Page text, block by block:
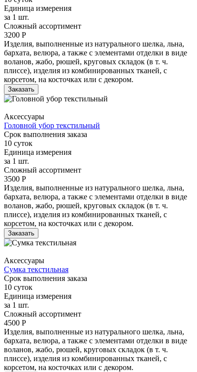
Единица измерения
за 1 шт.
Сложный ассортимент
3200 Р
Изделия, выполненные из натурального шелка, льна,
бархата, велюра, а также с элементами отделки в виде
воланов, жабо, рюшей, круговых складок (в т. ч.
плиссе), изделия из комбинированных тканей, с
корсетом, на косточках или с декором.
Заказать
Аксессуары
Головной убор текстильный
Срок выполнения заказа
10 суток
Единица измерения
за 1 шт.
Сложный ассортимент
3500 Р
Изделия, выполненные из натурального шелка, льна,
бархата, велюра, а также с элементами отделки в виде
воланов, жабо, рюшей, круговых складок (в т. ч.
плиссе), изделия из комбинированных тканей, с
корсетом, на косточках или с декором.
Заказать
Аксессуары
Сумка текстильная
Срок выполнения заказа
10 суток
Единица измерения
за 1 шт.
Сложный ассортимент
4500 Р
Изделия, выполненные из натурального шелка, льна,
бархата, велюра, а также с элементами отделки в виде
воланов, жабо, рюшей, круговых складок (в т. ч.
плиссе), изделия из комбинированных тканей, с
корсетом, на косточках или с декором.